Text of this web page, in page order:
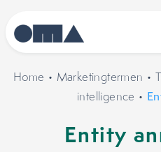
Home • Marketingtermen •
intelligence •
Entity